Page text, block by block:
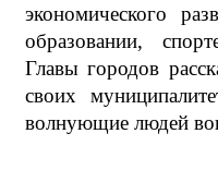
экономического
образовании,
Главы городов
своих
волнующие людей